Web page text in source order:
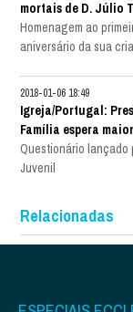
mortais de D. Júlio
Homenagem ao
aniversário da sua
2018-01-06 18:49
Igreja/Portugal:
Família espera
Questionário lançado
Juvenil
Relacionadas